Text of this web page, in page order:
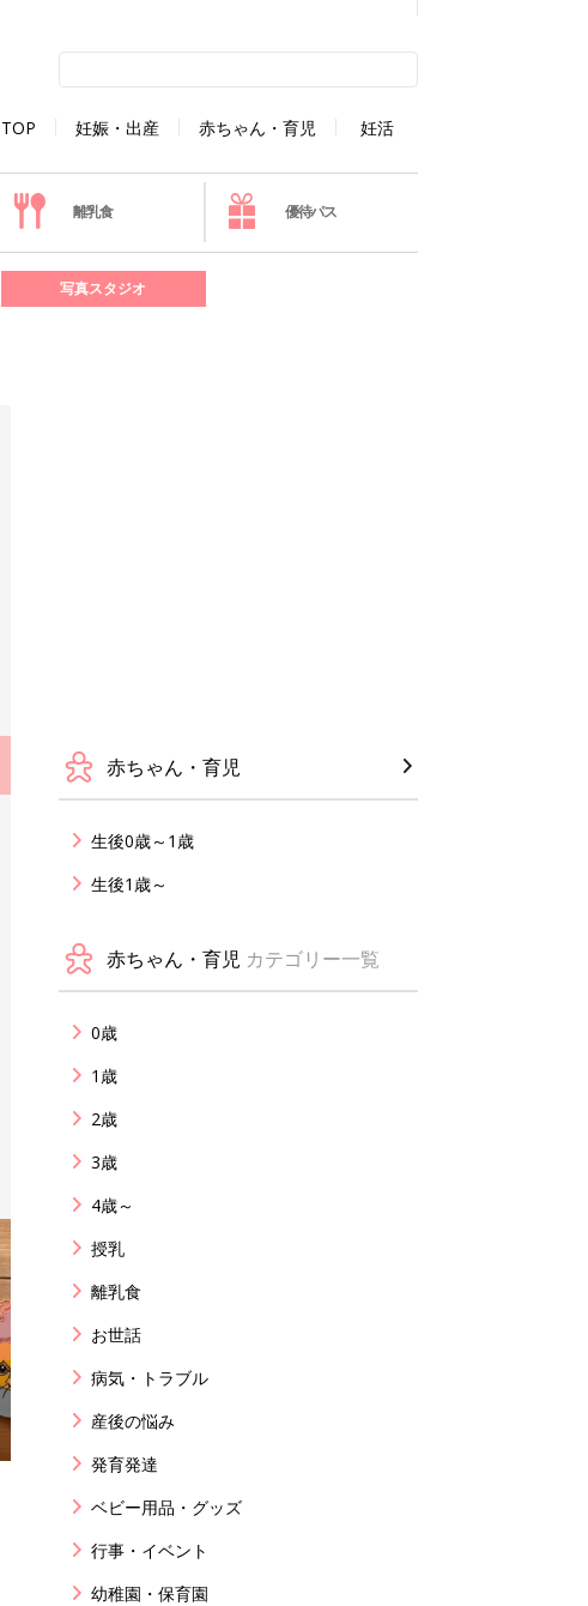
TOP 妊娠・出産 赤ちゃん・育児 妊活
離乳食 優待パス
写真スタジオ
赤ちゃん・育児
生後0歳～1歳
生後1歳～
赤ちゃん・育児 カテゴリー一覧
0歳
1歳
2歳
3歳
4歳～
授乳
離乳食
お世話
病気・トラブル
産後の悩み
発育発達
ベビー用品・グッズ
行事・イベント
幼稚園・保育園